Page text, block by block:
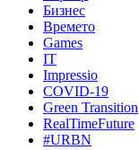
Бизнес
Времето
Games
IT
Impressio
COVID-19
Green Transition
RealTimeFuture
#URBN